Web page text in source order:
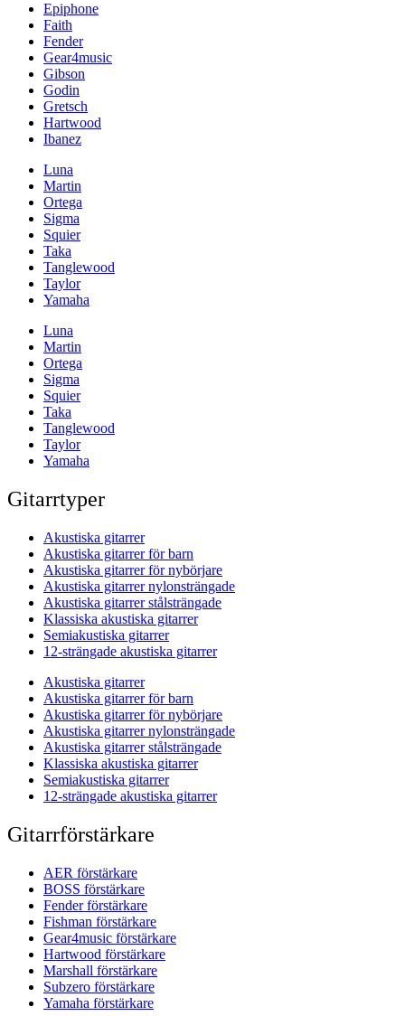
Epiphone
Faith
Fender
Gear4music
Gibson
Godin
Gretsch
Hartwood
Ibanez
Luna
Martin
Ortega
Sigma
Squier
Taka
Tanglewood
Taylor
Yamaha
Luna
Martin
Ortega
Sigma
Squier
Taka
Tanglewood
Taylor
Yamaha
Gitarrtyper
Akustiska gitarrer
Akustiska gitarrer för barn
Akustiska gitarrer för nybörjare
Akustiska gitarrer nylonsträngade
Akustiska gitarrer stålsträngade
Klassiska akustiska gitarrer
Semiakustiska gitarrer
12-strängade akustiska gitarrer
Akustiska gitarrer
Akustiska gitarrer för barn
Akustiska gitarrer för nybörjare
Akustiska gitarrer nylonsträngade
Akustiska gitarrer stålsträngade
Klassiska akustiska gitarrer
Semiakustiska gitarrer
12-strängade akustiska gitarrer
Gitarrförstärkare
AER förstärkare
BOSS förstärkare
Fender förstärkare
Fishman förstärkare
Gear4music förstärkare
Hartwood förstärkare
Marshall förstärkare
Subzero förstärkare
Yamaha förstärkare